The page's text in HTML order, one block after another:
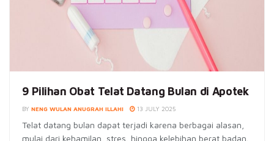
9 Pilihan Obat Telat Datang Bulan di Apotek
BY NENG WULAN ANUGRAH ILLAHI 13 JULY 2025
Telat datang bulan dapat terjadi karena berbagai alasan,
mulai dari kehamilan, stres, hingga kelebihan berat badan.